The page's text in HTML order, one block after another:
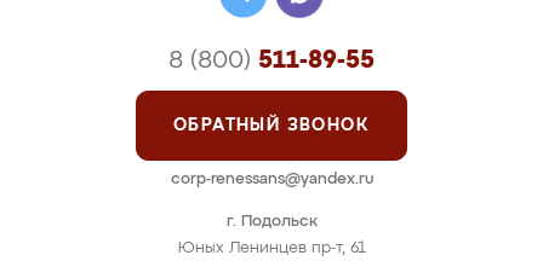
г. Подольск
Юных Ленинцев пр-т, 61
8 (800) 511-89-55
ОБРАТНЫЙ ЗВОНОК
corp-renessans@yandex.ru